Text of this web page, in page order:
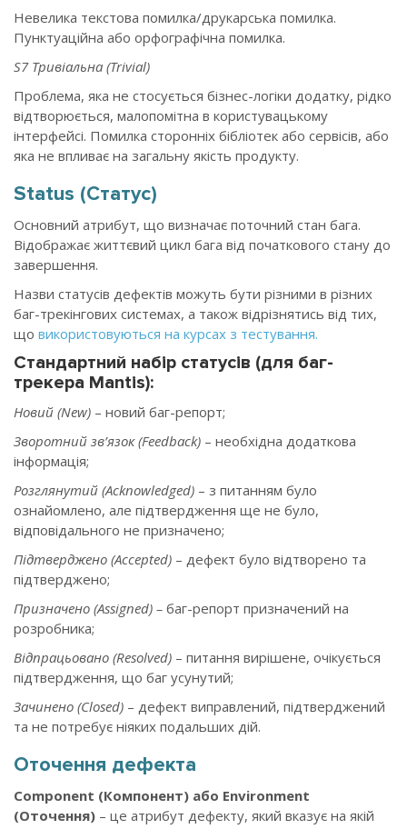
Невелика текстова помилка/друкарська помилка.
Пунктуаційна або орфографічна помилка.
S7 Тривіальна (Trivial)
Проблема, яка не стосується бізнес-логіки додатку, рідко
відтворюється, малопомітна в користувацькому
інтерфейсі. Помилка сторонніх бібліотек або сервісів, або
яка не впливає на загальну якість продукту.
Status (Статус)
Основний атрибут, що визначає поточний стан бага.
Відображає життєвий цикл бага від початкового стану до
завершення.
Назви статусів дефектів можуть бути різними в різних
баг-трекінгових системах, а також відрізнятись від тих,
що використовуються на курсах з тестування.
Стандартний набір статусів (для баг-
трекера Mantis):
Новий (New) – новий баг-репорт;
Зворотний зв’язок (Feedback) – необхідна додаткова
інформація;
Розглянутий (Acknowledged) – з питанням було
ознайомлено, але підтвердження ще не було,
відповідального не призначено;
Підтверджено (Accepted) – дефект було відтворено та
підтверджено;
Призначено (Assigned) – баг-репорт призначений на
розробника;
Відпрацьовано (Resolved) – питання вирішене, очікується
підтвердження, що баг усунутий;
Зачинено (Closed) – дефект виправлений, підтверджений
та не потребує ніяких подальших дій.
Оточення дефекта
Component (Компонент) або Environment
(Оточення) – це атрибут дефекту, який вказує на якій